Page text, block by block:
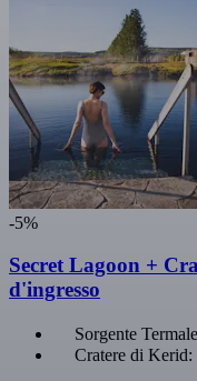
-5%
Secret Lagoon +
d'ingresso
Sorgente
Cratere di